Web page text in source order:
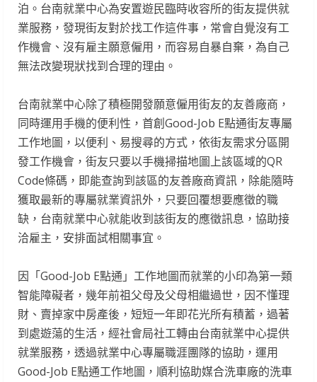
泊。台南就業中心為安置遊民臨時收容所的街友提供就
業服務，發現街友對於找工作這件事，常會自覺沒有工
作機會、沒有雇主願意僱用，而容易自暴自棄，為自己
無法改變現狀找到合理的理由。
台南就業中心除了積極開發願意僱用街友的友善廠商，
同時運用手機的便利性，首創Good-Job E點通街友專屬
工作地圖，以便利、易搜尋的方式，依街友需求分區開
發工作機會，街友只要以手機掃描地圖上該區域的QR
Code條碼，即能查詢到該區的友善廠商資訊，除能隨時
獲取最新的專屬就業資訊外，只要回覆想要應徵的職
缺，台南就業中心就能收到該街友的應徵訊息，協助接
洽雇主，安排面試相關事宜。
因「Good-Job E點通」工作地圖而就業的小印為第一類
智能障礙者，幾年前祖父母及父母相繼過世，因不懂理
財、賣掉家中房產後，短短一年即花光所有積蓄，過著
到處遊蕩的生活，經社會局社工轉由台南就業中心提供
就業服務，透過就業中心專屬職涯團隊的協助，運用
Good-Job E點通工作地圖，順利協助媒合洗車廠的洗車